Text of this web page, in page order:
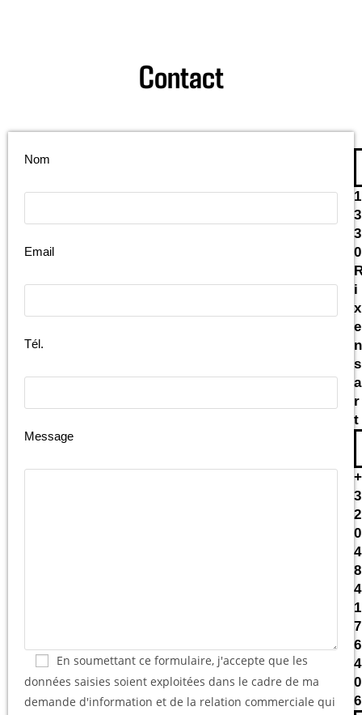
Contact
Nom
Email
Tél.
Message
En soumettant ce formulaire, j'accepte que les
données saisies soient exploitées dans le cadre de ma
demande d'information et de la relation commerciale qui
1
3
3
0
i
x
e
n
s
a
r
t
+
3
2
0
4
8
4
1
7
6
4
0
6